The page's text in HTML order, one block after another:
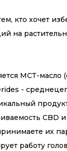
кто хочет
на
МСТ-масло
-
CBD
их
работу